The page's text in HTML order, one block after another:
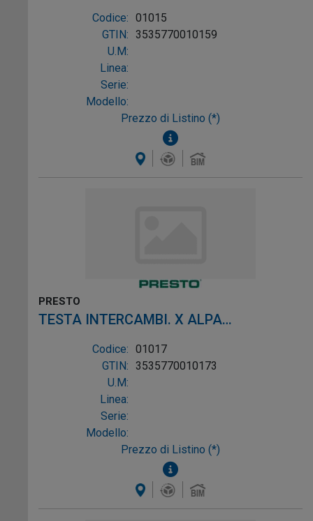
VOLANTINO NERO
Codice: 01015
GTIN: 3535770010159
U.M:
Linea:
Serie:
Modello:
Prezzo di Listino (*)
PRESTO
TESTA INTERCAMBI. X ALPA
VOLANTINO CR
Codice: 01017
GTIN: 3535770010173
U.M:
Linea:
Serie:
Modello:
Prezzo di Listino (*)